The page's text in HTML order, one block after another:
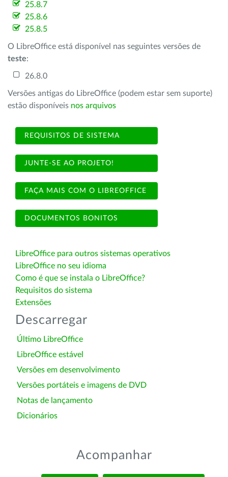
25.8.7
25.8.6
25.8.5
O LibreOffice está disponível nas seguintes versões de
teste:
26.8.0
Versões antigas do LibreOffice (podem estar sem suporte)
estão disponíveis nos arquivos
REQUISITOS DE SISTEMA
JUNTE-SE AO PROJETO!
FAÇA MAIS COM O LIBREOFFICE
DOCUMENTOS BONITOS
LibreOffice para outros sistemas operativos
LibreOffice no seu idioma
Como é que se instala o LibreOffice?
Requisitos do sistema
Extensões
Descarregar
Último LibreOffice
LibreOffice estável
Versões em desenvolvimento
Versões portáteis e imagens de DVD
Notas de lançamento
Dicionários
Acompanhar